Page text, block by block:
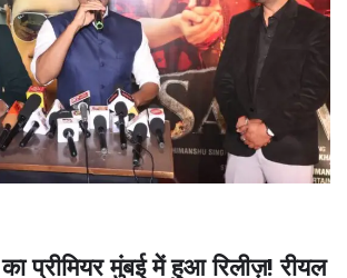
का प्रीमियर मुंबई में हुआ रिलीज़! रीयल